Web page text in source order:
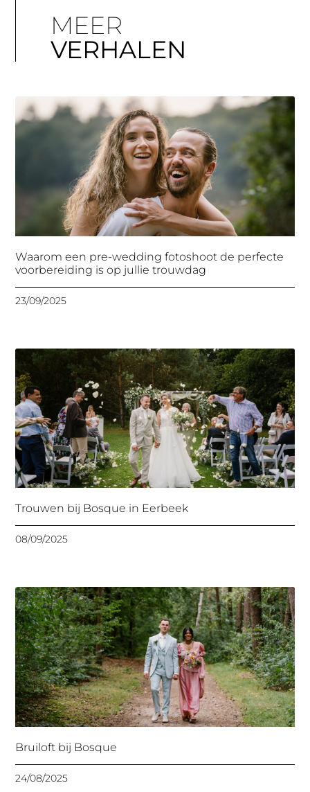
MEER
VERHALEN
Waarom een pre-wedding fotoshoot de perfecte
voorbereiding is op jullie trouwdag
23/09/2025
Trouwen bij Bosque in Eerbeek
08/09/2025
Bruiloft bij Bosque
24/08/2025